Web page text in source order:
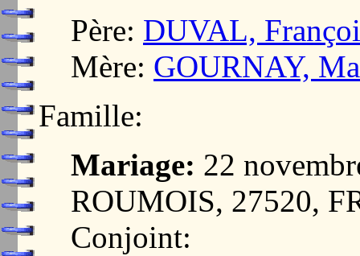
Père: DUVAL,
Mère: GOURNAY,
Famille:
Mariage: 22
ROUMOIS, 27520,
Conjoint: